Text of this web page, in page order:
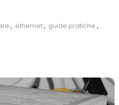
, ethernet, guide pratiche ,